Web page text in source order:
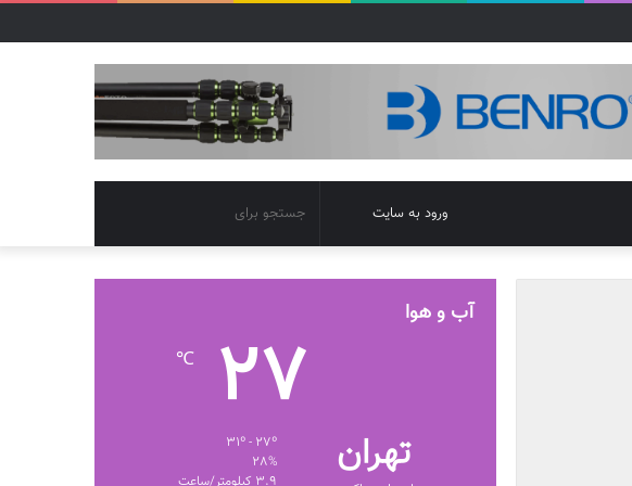
برای
تغییر
پوسته
ورود به سایت
آب و هوا
تهران
27
℃
31º - 27º
28%
3.9 کیلومتر/ساعت